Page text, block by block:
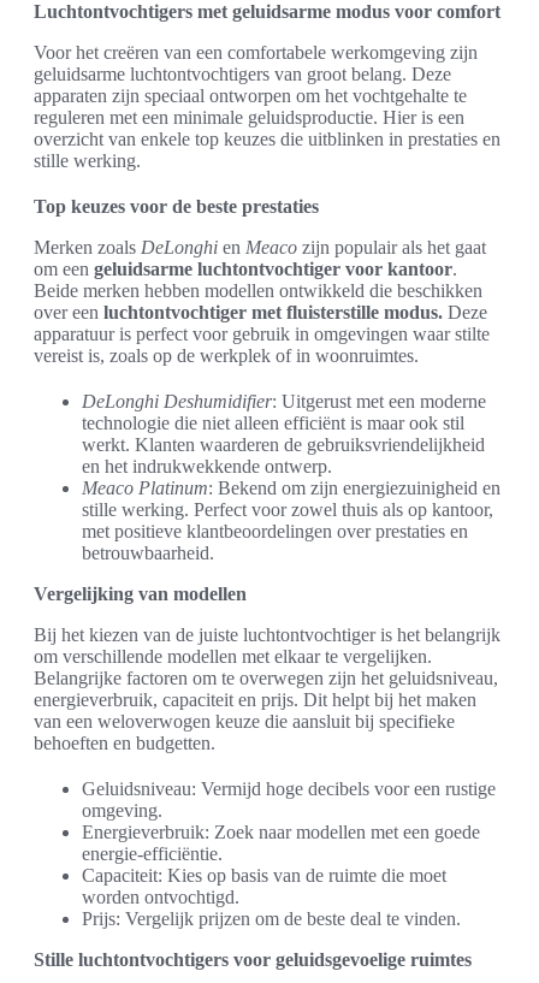
Luchtontvochtigers met geluidsarme modus voor comfort
Voor het creëren van een comfortabele werkomgeving zijn
geluidsarme luchtontvochtigers van groot belang. Deze
apparaten zijn speciaal ontworpen om het vochtgehalte te
reguleren met een minimale geluidsproductie. Hier is een
overzicht van enkele top keuzes die uitblinken in prestaties en
stille werking.
Top keuzes voor de beste prestaties
Merken zoals DeLonghi en Meaco zijn populair als het gaat
om een geluidsarme luchtontvochtiger voor kantoor.
Beide merken hebben modellen ontwikkeld die beschikken
over een luchtontvochtiger met fluisterstille modus. Deze
apparatuur is perfect voor gebruik in omgevingen waar stilte
vereist is, zoals op de werkplek of in woonruimtes.
DeLonghi Deshumidifier: Uitgerust met een moderne
technologie die niet alleen efficiënt is maar ook stil
werkt. Klanten waarderen de gebruiksvriendelijkheid
en het indrukwekkende ontwerp.
Meaco Platinum: Bekend om zijn energiezuinigheid en
stille werking. Perfect voor zowel thuis als op kantoor,
met positieve klantbeoordelingen over prestaties en
betrouwbaarheid.
Vergelijking van modellen
Bij het kiezen van de juiste luchtontvochtiger is het belangrijk
om verschillende modellen met elkaar te vergelijken.
Belangrijke factoren om te overwegen zijn het geluidsniveau,
energieverbruik, capaciteit en prijs. Dit helpt bij het maken
van een weloverwogen keuze die aansluit bij specifieke
behoeften en budgetten.
Geluidsniveau: Vermijd hoge decibels voor een rustige
omgeving.
Energieverbruik: Zoek naar modellen met een goede
energie-efficiëntie.
Capaciteit: Kies op basis van de ruimte die moet
worden ontvochtigd.
Prijs: Vergelijk prijzen om de beste deal te vinden.
Stille luchtontvochtigers voor geluidsgevoelige ruimtes